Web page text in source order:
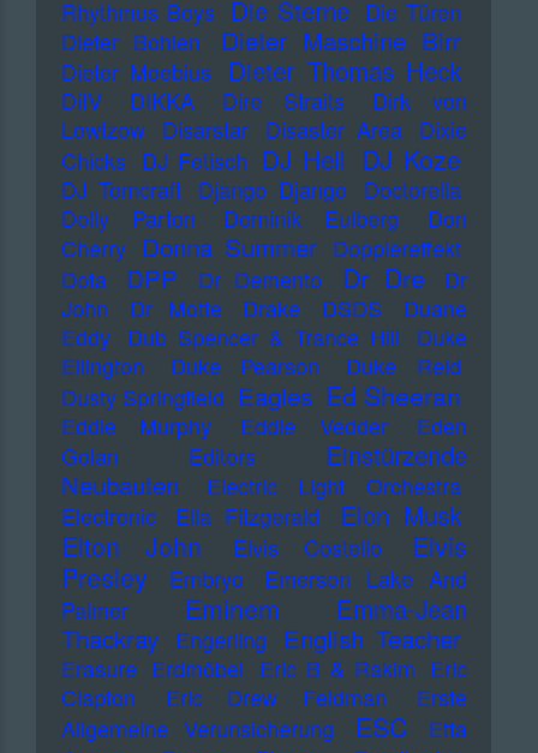
Rhythmus Boys Die Sterne Die Türen
Dieter Bohlen
Dieter Maschine Birr
Dieter Moebius Dieter Thomas Heck
DiIV DIKKA Dire Straits
Dirk von
Lowtzow
Disarstar Disaster Area
Dixie
Chicks DJ Fetisch DJ Hell DJ Koze
DJ Tomcraft Django Django
Doctorella
Dolly Parton
Dominik Eulberg
Don
Cherry Donna Summer Dopplereffekt
Dota
DPP Dr Demento Dr Dre
Dr
John
Dr Motte Drake DSDS
Duane
Eddy
Dub Spencer & Trance Hill
Duke
Ellington
Duke Pearson
Duke Reid
Dusty Springfield Eagles Ed Sheeran
Eddie Murphy Eddie Vedder
Eden
Golan
Editors
Einstürzende
Neubauten
Electric Light Orchestra
Electronic
Ella Fitzgerald Elon Musk
Elton John Elvis Costello
Elvis
Presley
Embryo
Emerson Lake And
Palmer
Eminem
Emma-Jean
Thackray
Engerling English Teacher
Erasure Erdmöbel Eric B & Rakim Eric
Clapton
Eric Drew Feldman
Erste
Allgemeine Verunsicherung
ESC
Etta